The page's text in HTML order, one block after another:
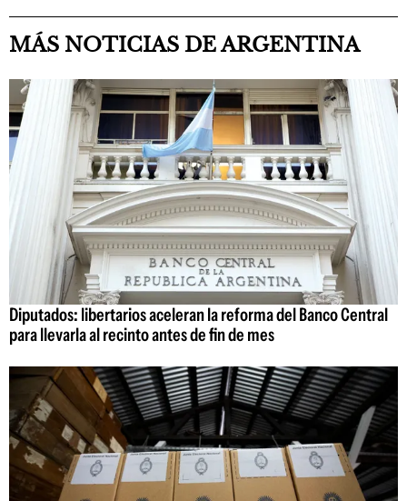
MÁS NOTICIAS DE ARGENTINA
Diputados: libertarios aceleran la reforma del Banco Central
para llevarla al recinto antes de fin de mes